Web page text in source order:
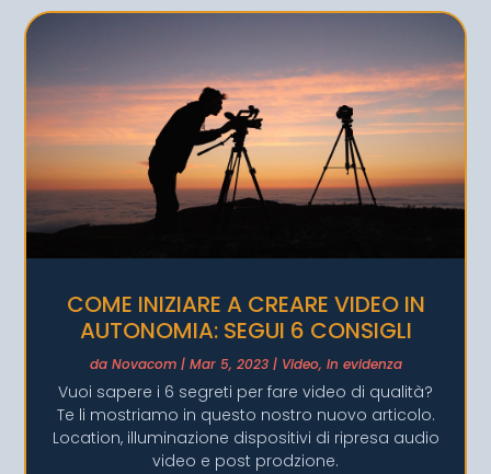
COME INIZIARE A CREARE VIDEO IN
AUTONOMIA: SEGUI 6 CONSIGLI
da Novacom| Mar 5, 2023| Video, In evidenza
Vuoi sapere i 6 segreti per fare video di qualità?
Te li mostriamo in questo nostro nuovo articolo.
Location, illuminazione dispositivi di ripresa audio
video e post prodzione.